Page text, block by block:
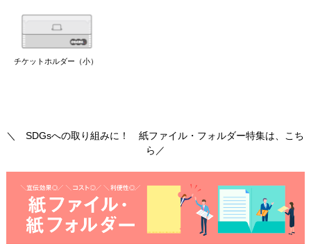
チケットホルダー（小）
＼ SDGsへの取り組みに！ 紙ファイル・フォルダー特集は、こち
ら／